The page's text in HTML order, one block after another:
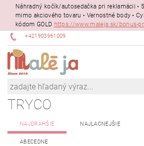
Náhradný kočík/autosedačka pri reklamácii •
mimo akciového tovaru • Vernostné body •
kódom GOLD https://www.maleja.sk/bonus-
+421903961009
TRYCO
NAJDRAHŠIE NAJLACNEJŠIE
ABECEDNE